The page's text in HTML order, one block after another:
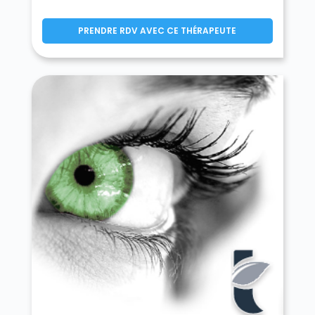
Bainghen 62850
Bajus 62150
Balinghem 62610
Bapaume 62450
Basseux 62123
Bavincourt 62158
Bayenghem-lès-Éperlecques 62910
Bayenghem-lès-Seninghem 62380
Bazinghen 62250
Béalencourt 62770
Beaudricourt 62810
Beaufort-Blavincourt 62810
Beaulencourt 62450
Beaumerie-Saint-Martin 62170
Beaumetz-lès-Aire 62960
Beaumetz-lès-Cambrai 62124
Beaumetz-lès-Loges 62123
Beaurains 62217
Beaurainville 62990
Beauvoir-Wavans 62390
Beauvois 62130
Bécourt 62240
Béhagnies 62121
Belle-et-Houllefort 62142
Bellonne 62490
PRENDRE RDV AVEC CE THÉRAPEUTE